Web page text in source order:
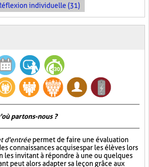
individuelle (31)
partons-nous ?
d'entréepermet de faire une évaluation
connaissances acquises par les élèves lors
les invitant à répondre à une ou quelques
peut alors adapter sa leçon grâce aux